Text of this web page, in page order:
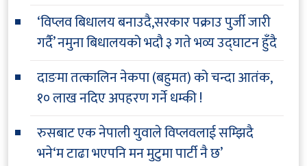
‘विप्लव बिधालय बनाउदै,सरकार पक्राउ पुर्जी जारी
गर्दै’ नमुना बिधालयको भदौ ३ गते भव्य उद्घाटन हुँदै
दाङमा तत्कालिन नेकपा (बहुमत) को चन्दा आतंक,
१० लाख नदिए अपहरण गर्ने धम्की !
रुसबाट एक नेपाली युवाले विप्लवलाई सम्झिदै
भने‘म टाढा भएपनि मन मुटुमा पार्टी नै छ’